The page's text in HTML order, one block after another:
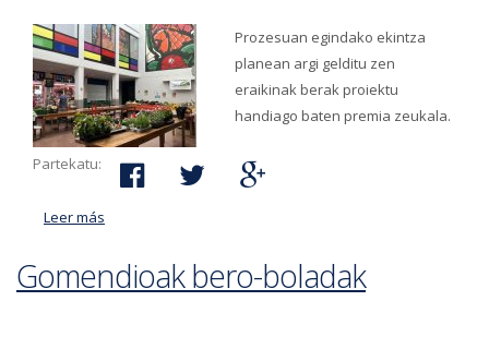
Prozesuan egindako ekintza
planean argi gelditu zen
eraikinak berak proiektu
handiago baten premia zeukala.
Partekatu:
Leer más
Gomendioak bero-boladak